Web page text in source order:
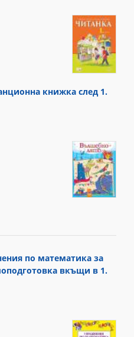
книжка след 1.
по математика за
вкъщи в 1.